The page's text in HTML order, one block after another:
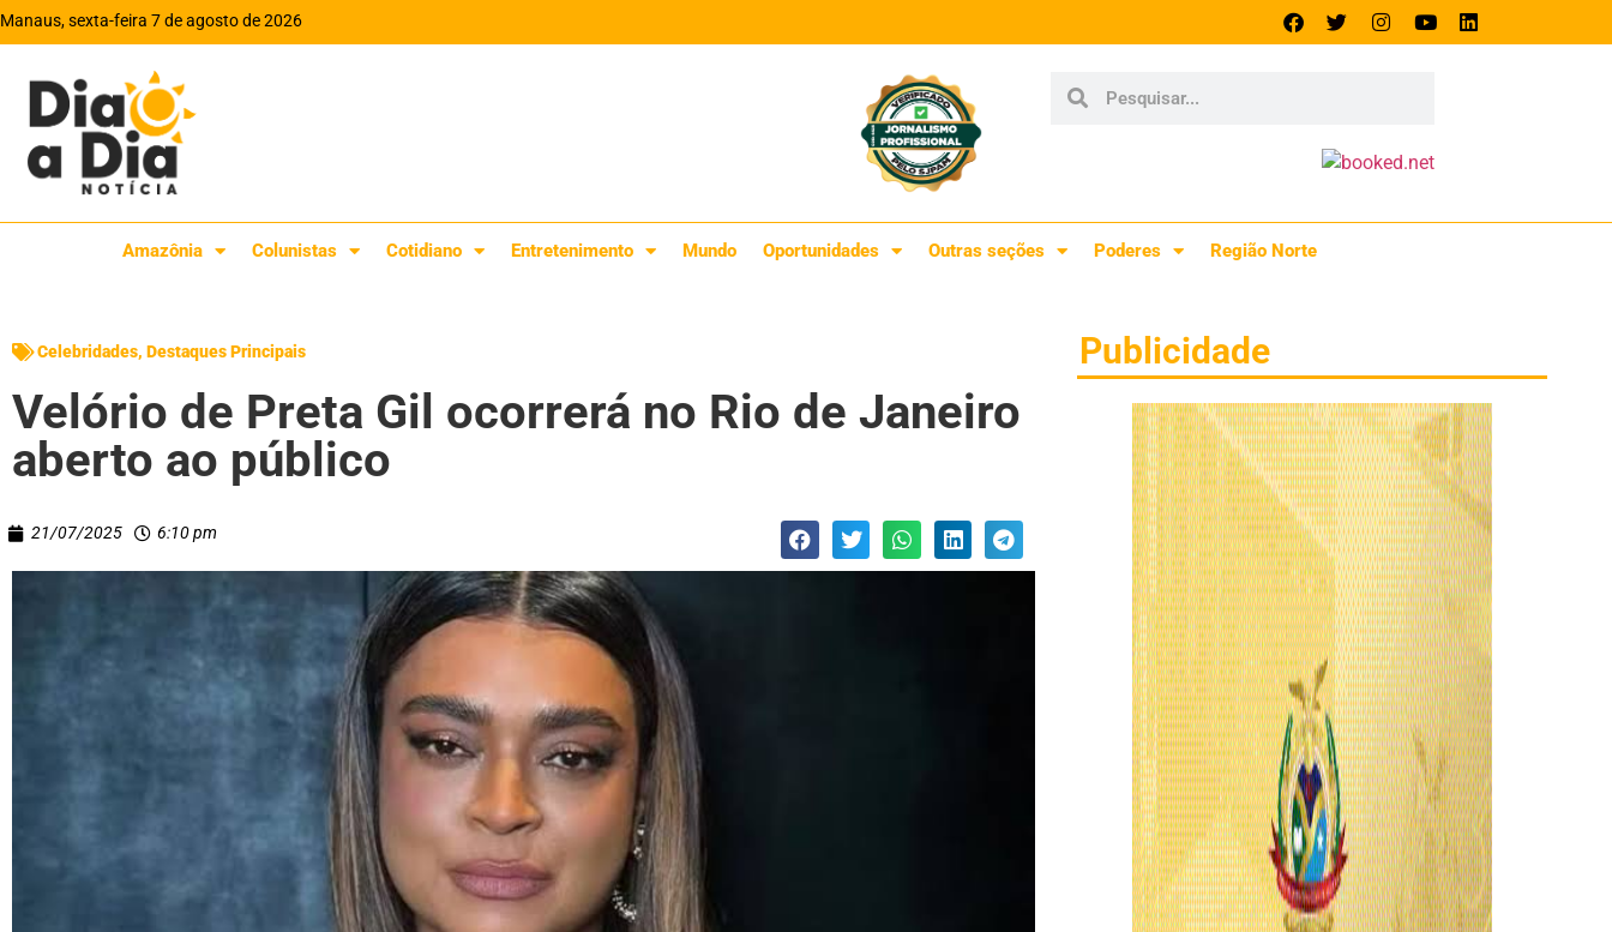
Manaus, sexta-feira 7 de agosto de 2026
Amazônia Colunistas Cotidiano Entretenimento Mundo Oportunidades Outras seções Poderes Região Norte
Celebridades, Destaques Principais
Velório de Preta Gil ocorrerá no Rio de Janeiro
aberto ao público
21/07/2025 6:10 pm
Publicidade